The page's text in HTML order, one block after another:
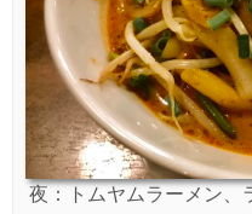
夜：トムヤムラーメン、